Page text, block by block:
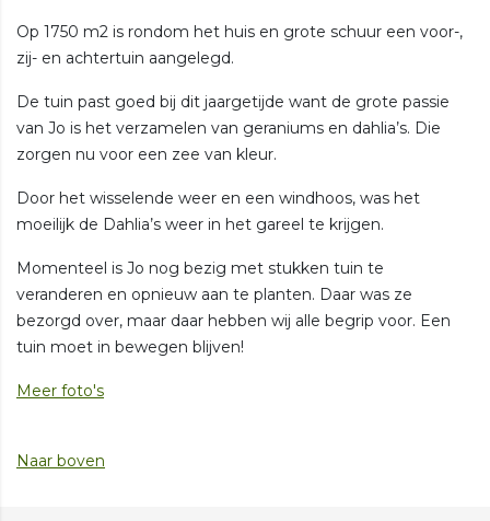
Op 1750 m2 is rondom het huis en grote schuur een voor-,
zij- en achtertuin aangelegd.
De tuin past goed bij dit jaargetijde want de grote passie
van Jo is het verzamelen van geraniums en dahlia’s. Die
zorgen nu voor een zee van kleur.
Door het wisselende weer en een windhoos, was het
moeilijk de Dahlia’s weer in het gareel te krijgen.
Momenteel is Jo nog bezig met stukken tuin te
veranderen en opnieuw aan te planten. Daar was ze
bezorgd over, maar daar hebben wij alle begrip voor. Een
tuin moet in bewegen blijven!
Meer foto's
Naar boven